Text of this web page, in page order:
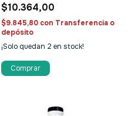
$10.364,00
$9.845,80 con Transferencia o
depósito
¡Solo quedan 2 en stock!